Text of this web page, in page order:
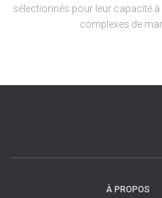
sélectionnés pour leur capacité
complexes de
À PROPOS